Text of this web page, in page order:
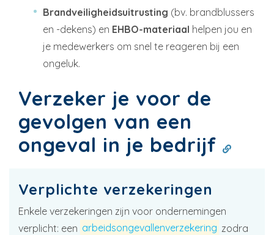
Brandveiligheidsuitrusting (bv. brandblussers
en -dekens) en EHBO-materiaal helpen jou en
je medewerkers om snel te reageren bij een
ongeluk.
Verzeker je voor de
gevolgen van een
ongeval in je bedrijf
Verplichte verzekeringen
Enkele verzekeringen zijn voor ondernemingen
verplicht: een arbeidsongevallenverzekering zodra